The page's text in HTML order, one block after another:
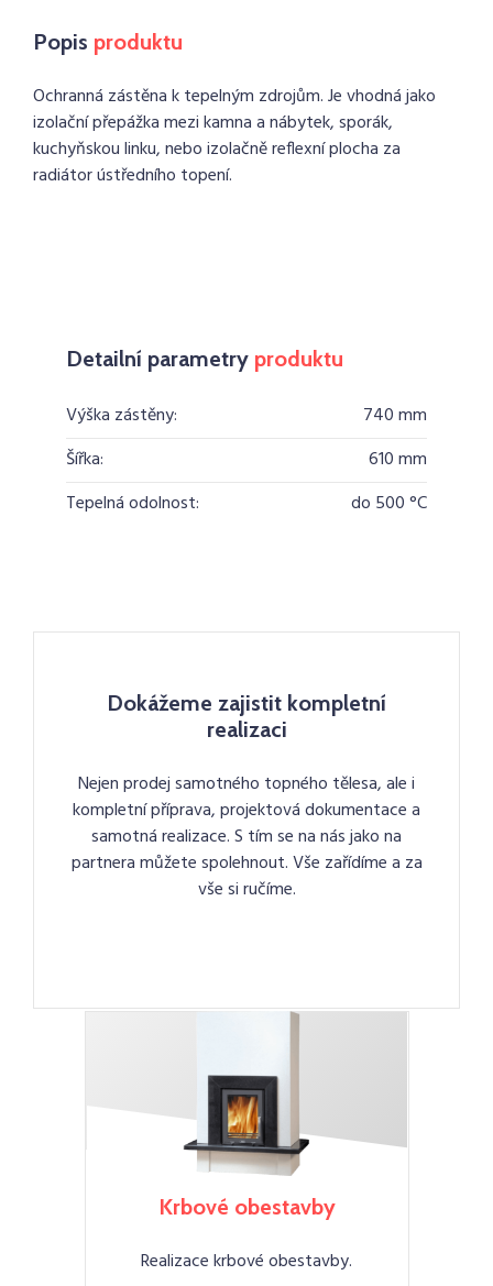
Popis produktu
Ochranná zástěna k tepelným zdrojům. Je vhodná jako
izolační přepážka mezi kamna a nábytek, sporák,
kuchyňskou linku, nebo izolačně reflexní plocha za
radiátor ústředního topení.
Detailní parametry produktu
Výška zástěny:
740 mm
Šířka:
610 mm
Tepelná odolnost:
do 500 °C
Dokážeme zajistit kompletní
realizaci
Nejen prodej samotného topného tělesa, ale i
kompletní příprava, projektová dokumentace a
samotná realizace. S tím se na nás jako na
partnera můžete spolehnout. Vše zařídíme a za
vše si ručíme.
Krbové obestavby
Realizace krbové obestavby.